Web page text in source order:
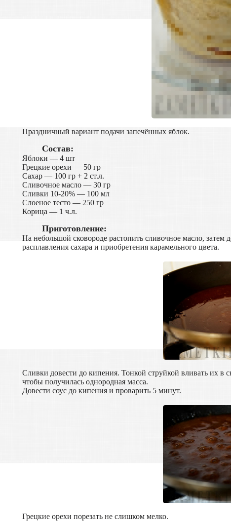
Праздничный вариант подачи запечённых яблок.
Состав:
Яблоки — 4 шт
Грецкие орехи — 50 гр
Сахар — 100 гр + 2 ст.л.
Сливочное масло — 30 гр
Сливки 10-20% — 100 мл
Слоеное тесто — 250 гр
Корица — 1 ч.л.
Приготовление:
На небольшой сковороде растопить сливочное масло, затем
расплавления сахара и приобретения карамельного цвета.
Сливки довести до кипения. Тонкой струйкой вливать их в
чтобы получилась однородная масса.
Довести соус до кипения и проварить 5 минут.
Грецкие орехи порезать не слишком мелко.